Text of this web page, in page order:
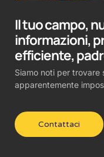
Il tuo campo,
informazioni,
efficiente,
Siamo noti per trovare
apparentemente
Contattaci